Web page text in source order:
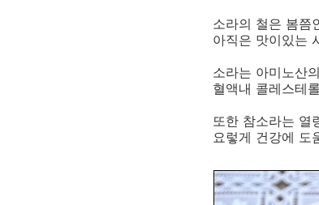
소라의 철은 봄쯤
아직은 맛이있는
소라는 아미노산
혈액내 콜레스테
또한 참소라는 열
요렇게 건강에 도